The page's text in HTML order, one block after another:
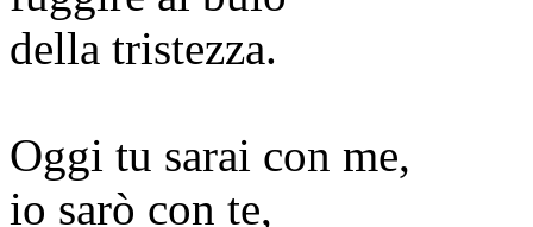
della tristezza.
Oggi tu sarai con me,
io sarò con te,